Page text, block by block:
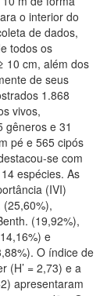
o interior do
de dados,
todos os
10 cm, além dos
de seus
1.868
vivos,
gêneros e 31
pé e 565 cipós
se com
espécies. As
(IVI)
(19,92%),
e
O índice de
(H’ = 2,73) e a
apresentaram